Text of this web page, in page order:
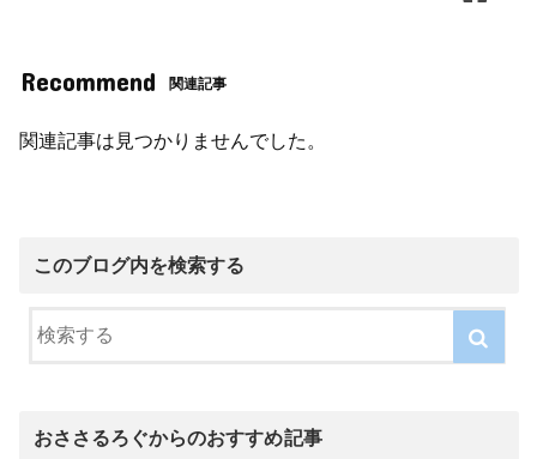
Recommend 関連記事
関連記事は見つかりませんでした。
このブログ内を検索する
おささるろぐからのおすすめ記事